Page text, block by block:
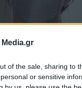
Media.gr
of the sale, sharing to
or sensitive